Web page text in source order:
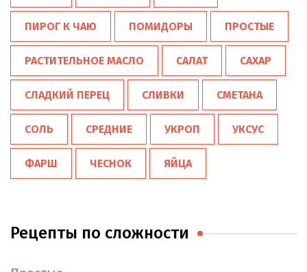
ПИРОГ К ЧАЮ ПОМИДОРЫ ПРОСТЫЕ
РАСТИТЕЛЬНОЕ МАСЛО САЛАТ САХАР
СЛАДКИЙ ПЕРЕЦ СЛИВКИ СМЕТАНА
СОЛЬ СРЕДНИЕ УКРОП УКСУС
ФАРШ ЧЕСНОК ЯЙЦА
Рецепты по сложности